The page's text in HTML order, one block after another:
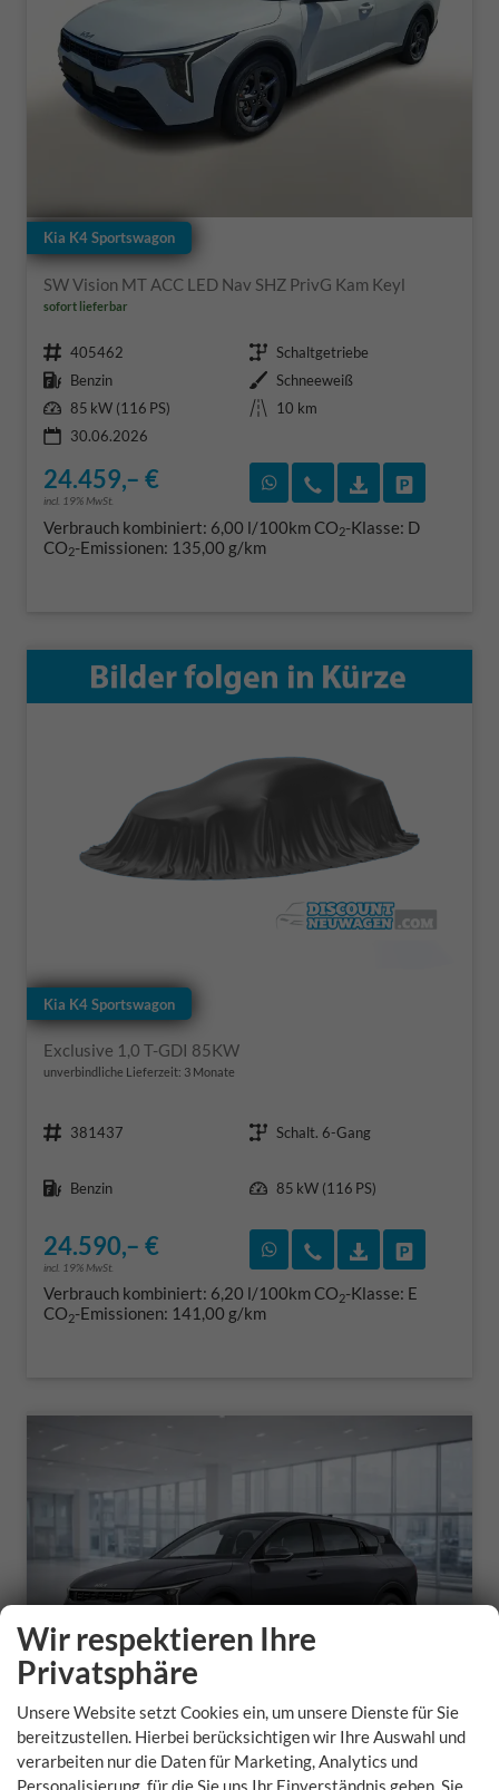
Kia K4 Sportswagon
SW Vision MT ACC LED Nav SHZ PrivG Kam Keyl
sofort lieferbar
Fahrzeugnr. 405462 Getriebe Schaltgetriebe
Kraftstoff Benzin Außenfarbe Schneeweiß
Leistung 85 kW (116 PS) Kilometerstand
10 km
30.06.2026
24.459,– €
incl. 19% MwSt.
Rückruf vereinbaren
Wir rufen Sie an
Verbrauch kombiniert: 6,00 l/100kmCO2-Klasse: D
CO2-Emissionen: 135,00 g/km
Kia K4 Sportswagon
Exclusive 1,0 T-GDI 85KW
unverbindliche Lieferzeit: 3 Monate
381437
Schalt. 6-Gang
Benzin
85 kW (116 PS)
24.590,– €
incl. 19% MwSt.
Rückruf vereinbaren
Wir rufen Sie an
Verbrauch kombiniert: 6,20 l/100kmCO2-Klasse: E
CO2-Emissionen: 141,00 g/km
Kia K4 Sportswagon
Wir respektieren Ihre
Privatsphäre
Unsere Website setzt Cookies ein, um unsere Dienste für Sie
bereitzustellen. Hierbei berücksichtigen wir Ihre Auswahl und
verarbeiten nur die Daten für Marketing, Analytics und
Personalisierung, für die Sie uns Ihr Einverständnis geben. Sie